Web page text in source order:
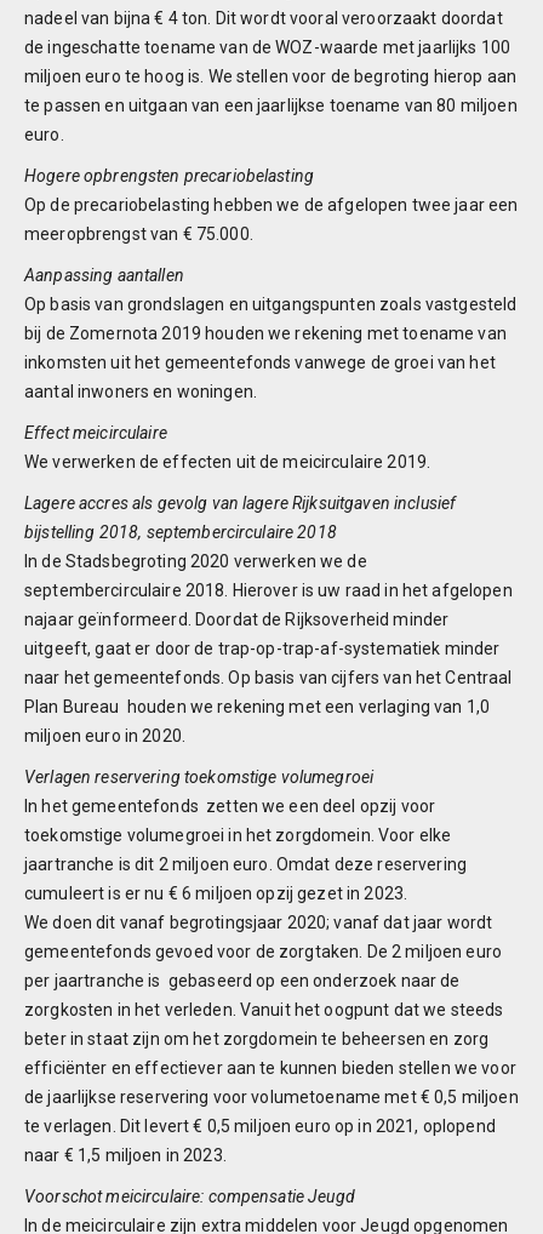
nadeel van bijna € 4 ton. Dit wordt vooral veroorzaakt doordat
de ingeschatte toename van de WOZ-waarde met jaarlijks 100
miljoen euro te hoog is. We stellen voor de begroting hierop aan
te passen en uitgaan van een jaarlijkse toename van 80 miljoen
euro.
Hogere opbrengsten precariobelasting
Op de precariobelasting hebben we de afgelopen twee jaar een
meeropbrengst van € 75.000.
Aanpassing aantallen
Op basis van grondslagen en uitgangspunten zoals vastgesteld
bij de Zomernota 2019 houden we rekening met toename van
inkomsten uit het gemeentefonds vanwege de groei van het
aantal inwoners en woningen.
Effect meicirculaire
We verwerken de effecten uit de meicirculaire 2019.
Lagere accres als gevolg van lagere Rijksuitgaven inclusief
bijstelling 2018, septembercirculaire 2018
In de Stadsbegroting 2020 verwerken we de
septembercirculaire 2018. Hierover is uw raad in het afgelopen
najaar geïnformeerd. Doordat de Rijksoverheid minder
uitgeeft, gaat er door de trap-op-trap-af-systematiek minder
naar het gemeentefonds. Op basis van cijfers van het Centraal
Plan Bureau houden we rekening met een verlaging van 1,0
miljoen euro in 2020.
Verlagen reservering toekomstige volumegroei
In het gemeentefonds zetten we een deel opzij voor
toekomstige volumegroei in het zorgdomein. Voor elke
jaartranche is dit 2 miljoen euro. Omdat deze reservering
cumuleert is er nu € 6 miljoen opzij gezet in 2023.
We doen dit vanaf begrotingsjaar 2020; vanaf dat jaar wordt
gemeentefonds gevoed voor de zorgtaken. De 2 miljoen euro
per jaartranche is gebaseerd op een onderzoek naar de
zorgkosten in het verleden. Vanuit het oogpunt dat we steeds
beter in staat zijn om het zorgdomein te beheersen en zorg
efficiënter en effectiever aan te kunnen bieden stellen we voor
de jaarlijkse reservering voor volumetoename met € 0,5 miljoen
te verlagen. Dit levert € 0,5 miljoen euro op in 2021, oplopend
naar € 1,5 miljoen in 2023.
Voorschot meicirculaire: compensatie Jeugd
In de meicirculaire zijn extra middelen voor Jeugd opgenomen